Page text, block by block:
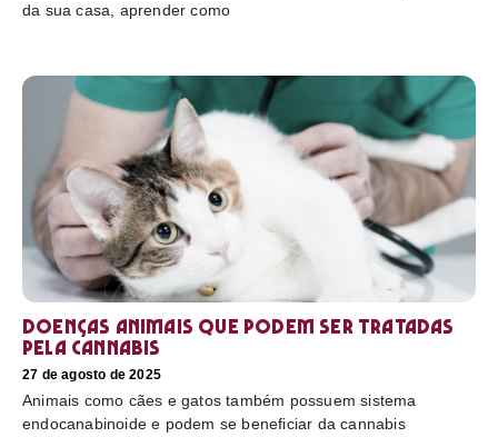
da sua casa, aprender como
Doenças animais que podem ser tratadas
pela cannabis
27 de agosto de 2025
Animais como cães e gatos também possuem sistema
endocanabinoide e podem se beneficiar da cannabis